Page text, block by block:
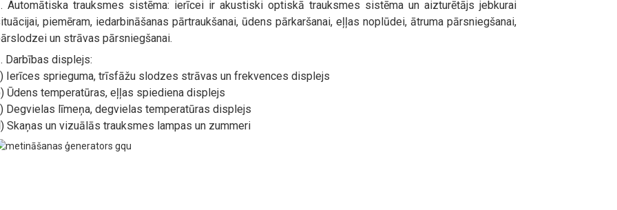
Automātiska trauksmes sistēma: ierīcei ir akustiski optiskā trauksmes sistēma un aizturētājs jebkurai
piemēram, iedarbināšanas pārtraukšanai, ūdens pārkaršanai, eļļas noplūdei, ātruma pārsniegšanai,
un strāvas pārsniegšanai.
Darbības displejs:
Ierīces sprieguma, trīsfāžu slodzes strāvas un frekvences displejs
Ūdens temperatūras, eļļas spiediena displejs
Degvielas līmeņa, degvielas temperatūras displejs
Skaņas un vizuālās trauksmes lampas un zummeri